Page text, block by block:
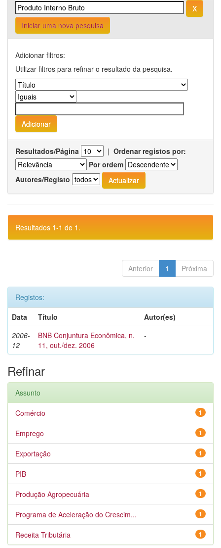
Iniciar uma nova pesquisa
Adicionar filtros:
Utilizar filtros para refinar o resultado da pesquisa.
Resultados/Página | Ordenar registos por:
Por ordem
Autores/Registo
Resultados 1-1 de 1.
Anterior 1 Próxima
Registos:
Data
Título
Autor(es)
2006-
12
BNB Conjuntura Econômica, n.
11, out./dez. 2006
-
Refinar
Assunto
1
Comércio
1
Emprego
1
Exportação
1
PIB
1
Produção Agropecuária
1
Programa de Aceleração do Crescim...
1
Receita Tributária